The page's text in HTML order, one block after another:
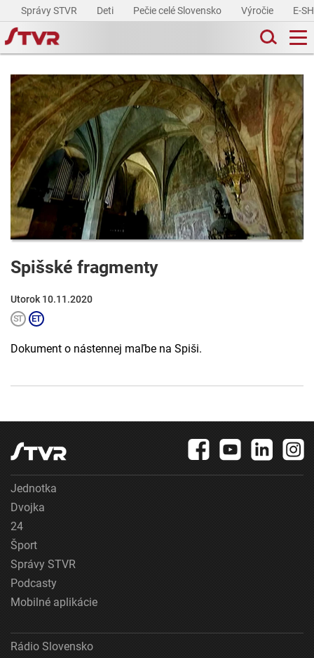
Správy STVR Deti Pečie celé Slovensko Výročie E-
Spišské fragmenty
Utorok 10.11.2020
Dokument o nástennej maľbe na Spiši.
Jednotka
Dvojka
24
Šport
Správy STVR
Podcasty
Mobilné aplikácie
Rádio Slovensko